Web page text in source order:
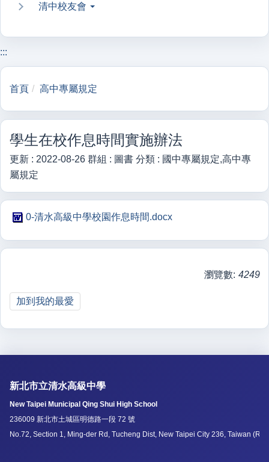
清中校友會
:::
首頁 高中專屬規定
學生在校作息時間實施辦法
更新 : 2022-08-26 群組 : 圖書 分類 : 國中專屬規定,高中專
屬規定
0-清水高級中學校園作息時間.docx
瀏覽數: 4249
加到我的最愛
新北市立清水高級中學
New Taipei Municipal Qing Shui High School
236009 新北市土城區明德路一段 72 號
No.72, Section 1, Ming-der Rd, Tucheng Dist, New Taipei City 236, Taiwan